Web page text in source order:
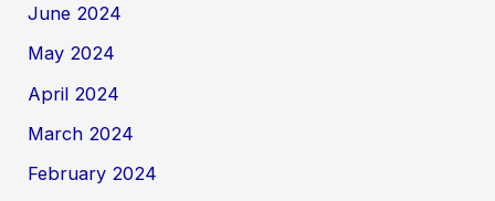
June 2024
May 2024
April 2024
March 2024
February 2024